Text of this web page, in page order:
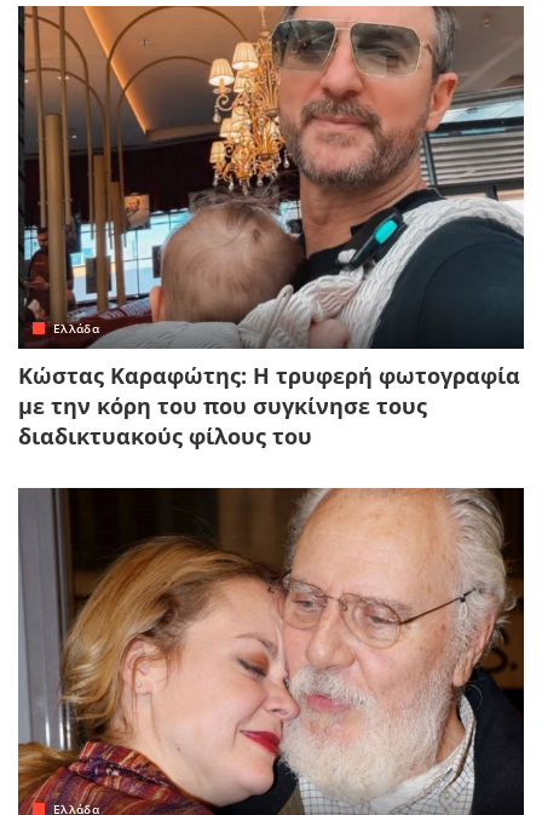
Ελλάδα
Κώστας Καραφώτης: Η τρυφερή φωτογραφία
με την κόρη του που συγκίνησε τους
διαδικτυακούς φίλους του
Ελλάδα